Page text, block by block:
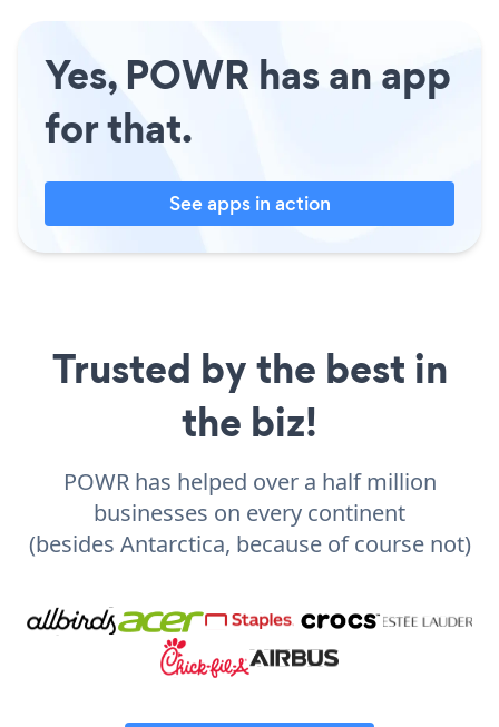
Yes, POWR has an app
for that.
See apps in action
Trusted by the best in
the biz!
POWR has helped over a half million
businesses on every continent
(besides Antarctica, because of course not)